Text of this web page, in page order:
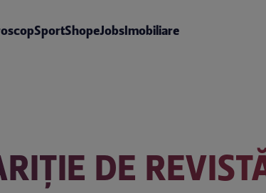
SportShopeJobsImobiliare
DE